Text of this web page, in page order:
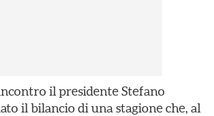
il presidente Stefano
il bilancio di una stagione che, al